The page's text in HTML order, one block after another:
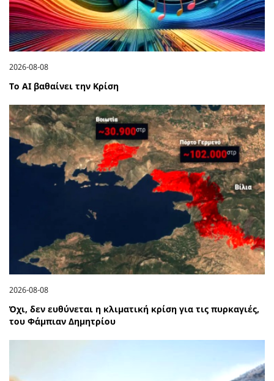
2026-08-08
Το ΑΙ βαθαίνει την Κρίση
2026-08-08
Όχι, δεν ευθύνεται η κλιματική κρίση για τις πυρκαγιές,
του Φάμπιαν Δημητρίου